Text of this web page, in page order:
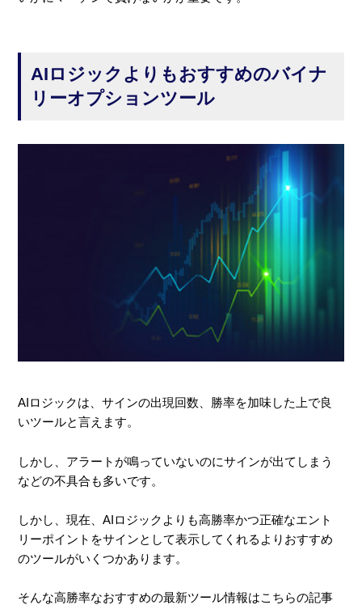
AIロジックよりもおすすめのバイナ
リーオプションツール
AIロジックは、サインの出現回数、勝率を加味した上で良
いツールと言えます。
しかし、アラートが鳴っていないのにサインが出てしまう
などの不具合も多いです。
しかし、現在、AIロジックよりも高勝率かつ正確なエント
リーポイントをサインとして表示してくれるよりおすすめ
のツールがいくつかあります。
そんな高勝率なおすすめの最新ツール情報はこちらの記事